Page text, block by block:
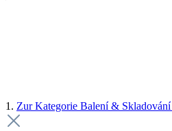
1. Zur Kategorie Balení & Skladování